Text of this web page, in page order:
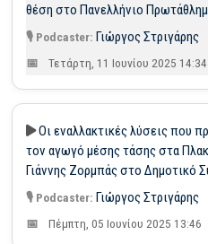
θέση στο Πανελλήνιο
Γιώργος Στριγάρης
Τετάρτη, 11 Ιουνίου 2025 14:34
Οι εναλλακτικές λύσεις που
τον αγωγό μέσης τάσης στα
Γιάννης Ζορμπάς στο Δημοτικό
Γιώργος Στριγάρης
Πέμπτη, 05 Ιουνίου 2025 13:46